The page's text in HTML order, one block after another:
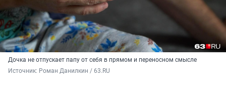
Дочка не отпускает папу от себя в прямом и переносном смысле
Источник: Роман Данилкин / 63.RU